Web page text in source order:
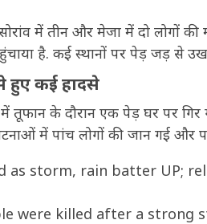
में तीन और मेजा में दो लोगों
है. कई स्थानों पर पेड़ जड़ से
हुए कई हादसे
तूफान के दौरान एक पेड़ घर पर
में पांच लोगों की जान गई और
as storm, rain batter UP;
were killed after a strong